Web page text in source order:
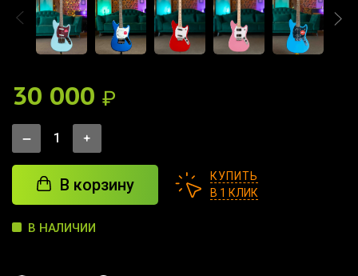
30 000 ₽
В корзину
КУПИТЬ
В 1 КЛИК
В НАЛИЧИИ